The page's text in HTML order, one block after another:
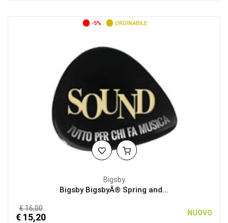
-5% ORDINABILE
Bigsby
Bigsby BigsbyÂ® Spring and...
€ 16,00
€ 15,20 NUOVO